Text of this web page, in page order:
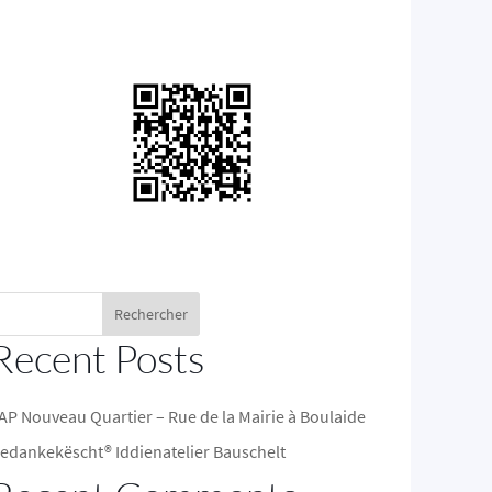
Rechercher
Posts
Nouveau Quartier – Rue de la Mairie à Boulaide
Iddienatelier Bauschelt